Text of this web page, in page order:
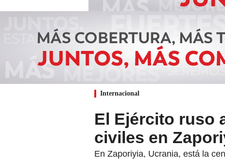
Internacional
El Ejército ruso
civiles en
En Zaporiyia, Ucrania, está la